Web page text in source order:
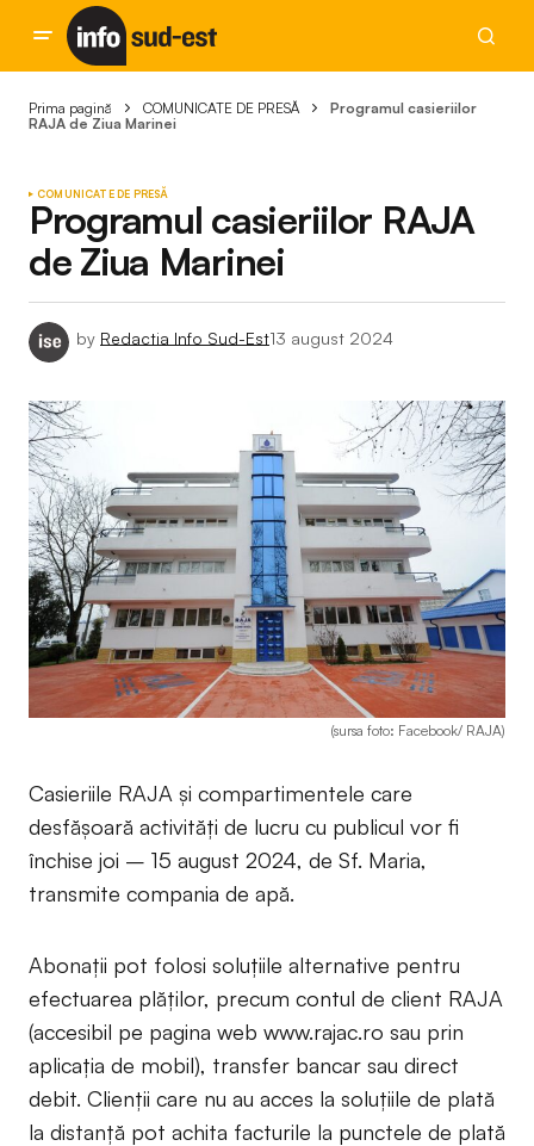
Prima pagină COMUNICATE DE PRESĂ
Programul casieriilor
RAJA de Ziua Marinei
COMUNICATE DE PRESĂ
Programul casieriilor RAJA
de Ziua Marinei
by Redactia Info Sud-Est13 august 2024
(sursa foto: Facebook/ RAJA)
Casieriile RAJA și compartimentele care
desfășoară activități de lucru cu publicul vor fi
închise joi – 15 august 2024, de Sf. Maria,
transmite compania de apă.
Abonații pot folosi soluțiile alternative pentru
efectuarea plăților, precum contul de client RAJA
(accesibil pe pagina web www.rajac.ro sau prin
aplicația de mobil), transfer bancar sau direct
debit. Clienții care nu au acces la soluțiile de plată
la distanță pot achita facturile la punctele de plată